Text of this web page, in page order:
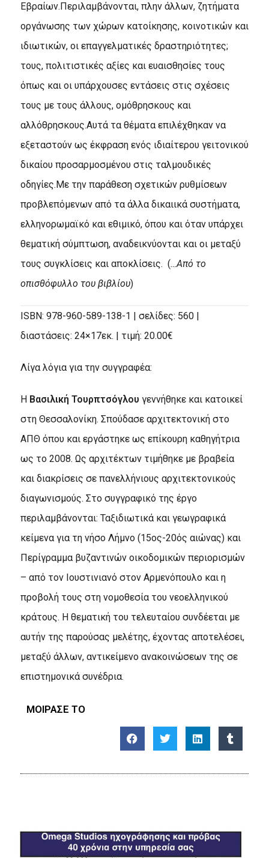
Εβραίων.Περιλαμβάνονται, πλην άλλων, ζητήματα
οργάνωσης των χώρων κατοίκησης, κοινοτικών και
ιδιωτικών, οι επαγγελματικές δραστηριότητες;
τους, πολιτιστικές αξίες και ευαισθησίες τους
όπως και οι υπάρχουσες εντάσεις στις σχέσεις
τους με τους άλλους, ομόθρησκους και
αλλόθρησκους.Αυτά τα θέματα επιλέχθηκαν να
εξεταστούν ως έκφραση ενός ιδιαίτερου γειτονικού
δικαίου προσαρμοσμένου στις ταλμουδικές
οδηγίες.Με την παράθεση σχετικών ρυθμίσεων
προβλεπόμενων από τα άλλα δικαιικά συστήματα,
ελληνορωμαϊκό και εθιμικό, όπου και όταν υπάρχει
θεματική σύμπτωση, αναδεικνύονται και οι μεταξύ
τους συγκλίσεις και αποκλίσεις. (…Από το
οπισθόφυλλο του βιβλίου)
ISBN: 978-960-589-138-1 | σελίδες: 560 |
διαστάσεις: 24×17εκ. | τιμή: 20.00€
Λίγα λόγια για την συγγραφέα:
Η Βασιλική Τουρπτσόγλου γεννήθηκε και κατοικεί
στη Θεσσαλονίκη. Σπούδασε αρχιτεκτονική στο
ΑΠΘ όπου και εργάστηκε ως επίκουρη καθηγήτρια
ως το 2008. Ως αρχιτέκτων τιμήθηκε με βραβεία
και διακρίσεις σε πανελλήνιους αρχιτεκτονικούς
διαγωνισμούς. Στο συγγραφικό της έργο
περιλαμβάνονται: Ταξιδιωτικά και γεωγραφικά
κείμενα για τη νήσο Λήμνο (15ος-20ός αιώνας) και
Περίγραμμα βυζαντινών οικοδομικών περιορισμών
– από τον Ιουστινιανό στον Αρμενόπουλο και η
προβολή τους στη νομοθεσία του νεοελληνικού
κράτους. Η θεματική του τελευταίου συνδέεται με
αυτήν της παρούσας μελέτης, έχοντας αποτελέσει,
μεταξύ άλλων, αντικείμενο ανακοινώσεων της σε
επιστημονικά συνέδρια.
ΜΟΙΡΑΣΕ ΤΟ